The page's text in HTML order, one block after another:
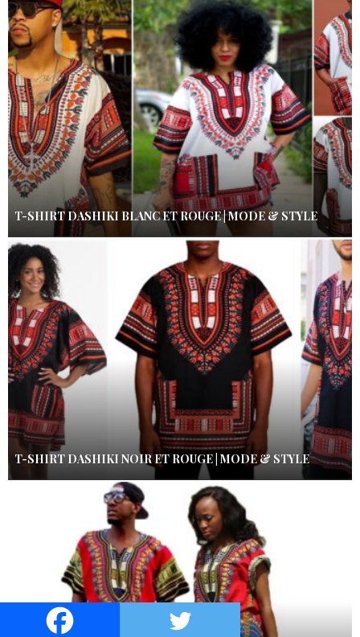
T-SHIRT DASHIKI BLANC ET ROUGE | MODE & STYLE
T-SHIRT DASHIKI NOIR ET ROUGE | MODE & STYLE